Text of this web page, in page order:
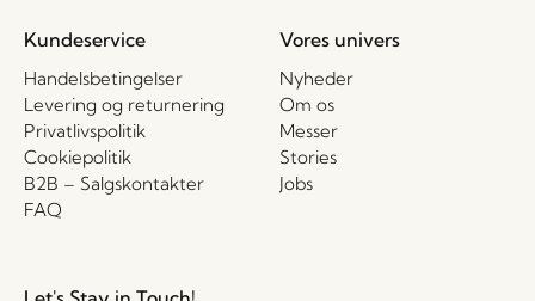
Kundeservice
Handelsbetingelser
Levering og returnering
Privatlivspolitik
Cookiepolitik
B2B – Salgskontakter
FAQ
Vores univers
Nyheder
Om os
Messer
Stories
Jobs